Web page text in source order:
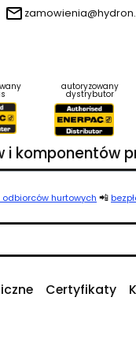
autoryzowany
dystrybutor
i komponentów
hurtowych 📲
Certyfikaty